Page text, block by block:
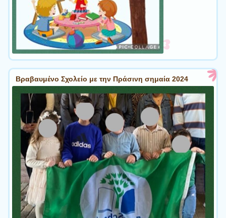
Βραβαυμένο Σχολείο με την Πράσινη σημαία 2024